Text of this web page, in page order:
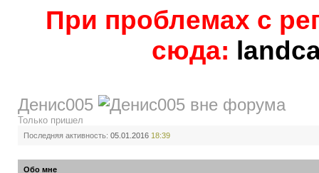
При проблемах с
сюда:
Денис005
Только пришел
Последняя активность: 05.01.2016 18:39
Обо мне